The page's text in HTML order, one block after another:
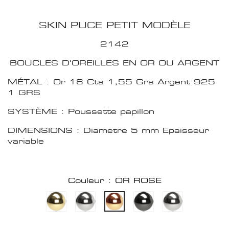
SKIN PUCE PETIT MODÈLE
2142
BOUCLES D'OREILLES EN OR OU ARGENT
MÉTAL : Or 18 Cts 1,55 Grs Argent 925
1 GRS
SYSTÈME : Poussette papillon
DIMENSIONS : Diametre 5 mm Epaisseur
variable
Couleur : OR ROSE